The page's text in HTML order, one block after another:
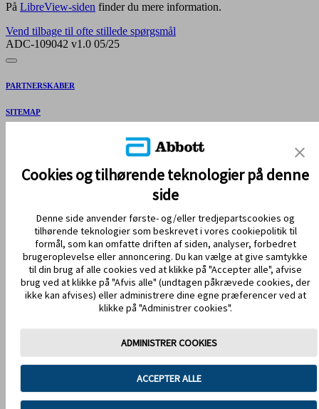
På LibreView-siden finder du mere information.
Vend tilbage til ofte stillede spørgsmål
ADC-109042 v1.0 05/25
PARTNERSKABER
SITEMAP
REFERENCER & ANSVARSFRASKRIVELSE
HOLD DIG OPDATERET
Anvendelsesvilkår
Cookiepolitik
Cookies og tilhørende teknologier på denne
side
Denne side anvender første- og/eller tredjepartscookies og
tilhørende teknologier som beskrevet i vores cookiepolitik til
formål, som kan omfatte driften af siden, analyser, forbedret
brugeroplevelse eller annoncering. Du kan vælge at give samtykke
til din brug af alle cookies ved at klikke på "Accepter alle", afvise
brug ved at klikke på "Afvis alle" (undtagen påkrævede cookies, der
ikke kan afvises) eller administrere dine egne præferencer ved at
klikke på "Administrer cookies".
ADMINISTRER COOKIES
ACCEPTER ALLE